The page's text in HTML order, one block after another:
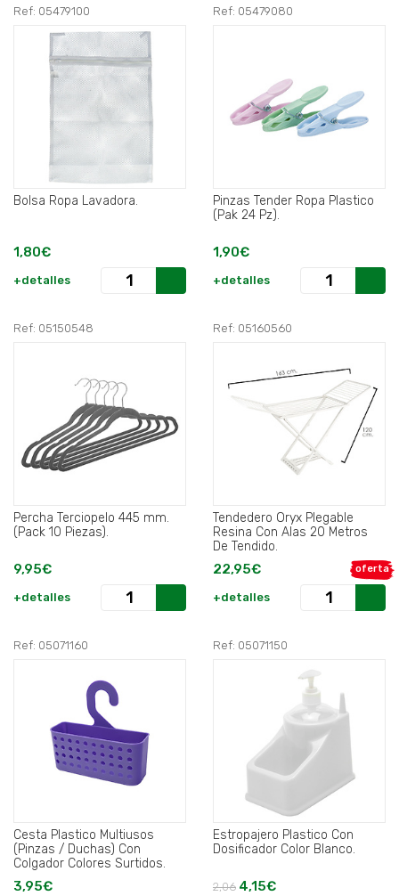
Ref: 05479100
Bolsa Ropa Lavadora.
1,80€
+detalles
Ref: 05479080
Pinzas Tender Ropa Plastico
(Pak 24 Pz).
1,90€
+detalles
Ref: 05150548
Percha Terciopelo 445 mm.
(Pack 10 Piezas).
9,95€
+detalles
Ref: 05160560
Tendedero Oryx Plegable
Resina Con Alas 20 Metros
De Tendido.
oferta
22,95€
+detalles
Ref: 05071160
Cesta Plastico Multiusos
(Pinzas / Duchas) Con
Colgador Colores Surtidos.
3,95€
Ref: 05071150
Estropajero Plastico Con
Dosificador Color Blanco.
2,06 4,15€